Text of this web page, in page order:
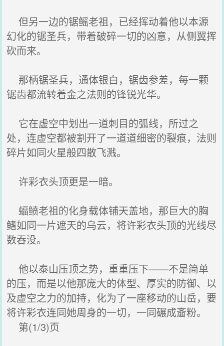
但另一边的锯鳐老祖，已经挥动着他以本源
幻化的锯圣兵，带着破碎一切的凶意，从侧翼挥
砍而来。
那柄锯圣兵，通体银白，锯齿参差，每一颗
锯齿都流转着金之法则的锋锐光华。
它在虚空中划出一道刺目的弧线，所过之
处，连虚空都被割开了一道道细密的裂痕，法则
碎片如同火星般四散飞溅。
许彩衣头顶更是一暗。
蝠鲼老祖的化身载体铺天盖地，那巨大的胸
鳍如同一片遮天的乌云，将许彩衣头顶的光线尽
数吞没。
他以泰山压顶之势，重重压下——不是简单
的压，而是以他那庞大的体型、厚实的防御、以
及虚空之力的加持，化为了一座移动的山岳，要
将许彩衣连同她周身的一切，一同碾成齑粉。
第(1/3)页